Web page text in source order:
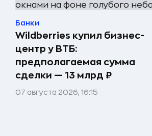
Банки
Wildberries купил бизнес-
центр у ВТБ:
предполагаемая сумма
сделки — 13 млрд ₽
07 августа 2026, 16:15